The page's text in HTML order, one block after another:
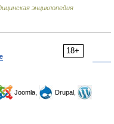
энциклопедия
18+
Joomla,
Drupal,